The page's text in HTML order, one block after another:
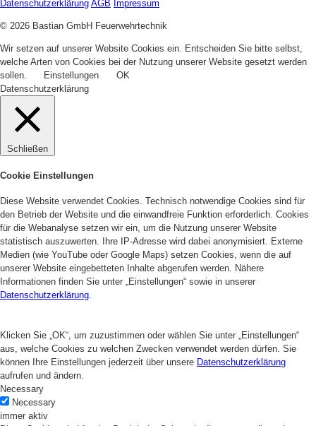
Datenschutzerklärung AGB Impressum
© 2026 Bastian GmbH Feuerwehrtechnik
Wir setzen auf unserer Website Cookies ein. Entscheiden Sie bitte selbst,
welche Arten von Cookies bei der Nutzung unserer Website gesetzt werden
sollen.
Einstellungen
OK
Datenschutzerklärung
Schließen
Cookie Einstellungen
Diese Website verwendet Cookies. Technisch notwendige Cookies sind für
den Betrieb der Website und die einwandfreie Funktion erforderlich. Cookies
für die Webanalyse setzen wir ein, um die Nutzung unserer Website
statistisch auszuwerten. Ihre IP-Adresse wird dabei anonymisiert. Externe
Medien (wie YouTube oder Google Maps) setzen Cookies, wenn die auf
unserer Website eingebetteten Inhalte abgerufen werden. Nähere
Informationen finden Sie unter „Einstellungen“ sowie in unserer
Datenschutzerklärung
Klicken Sie „OK“, um zuzustimmen oder wählen Sie unter „Einstellungen“
aus, welche Cookies zu welchen Zwecken verwendet werden dürfen. Sie
können Ihre Einstellungen jederzeit über unsere Datenschutzerklärung
aufrufen und ändern.
Necessary
Necessary
immer aktiv